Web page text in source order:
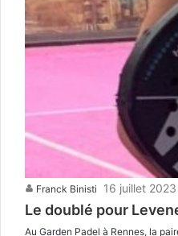
Franck Binisti 16 juillet 2023
Le doublé pour
Au Garden Padel à Rennes, la